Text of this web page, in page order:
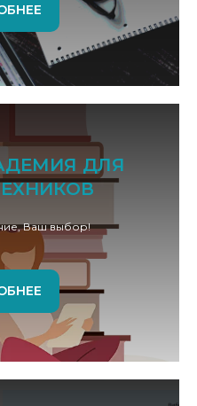
ДЛЯ
Ваш выбор!